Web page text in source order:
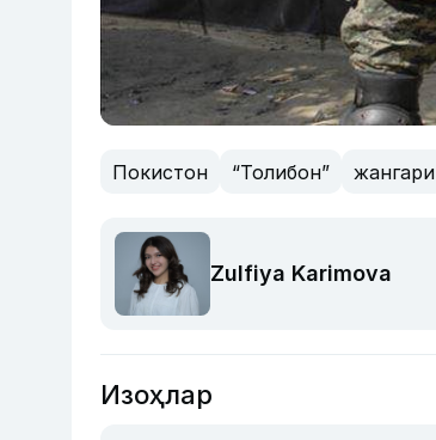
Покистон “Толибон” жангари
Zulfiya Karimova
Изоҳлар